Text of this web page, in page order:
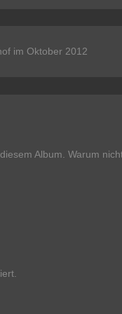
im Oktober 2012
Album. Warum